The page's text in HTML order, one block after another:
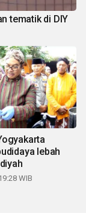
tematik di DIY
lebah
WIB